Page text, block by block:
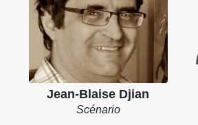
Jean-Blaise Djian
Scénario